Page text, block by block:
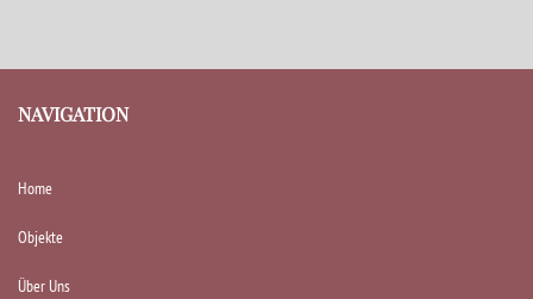
NAVIGATION
Home
Objekte
Über Uns